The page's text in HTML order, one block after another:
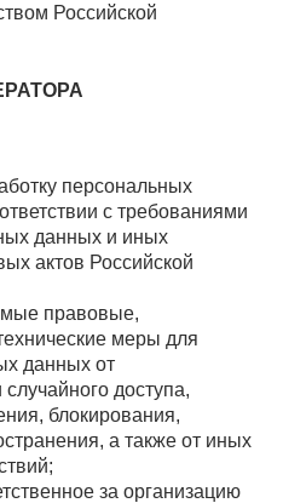
Российской
персональных
с требованиями
данных и иных
актов Российской
правовые,
меры для
данных от
доступа,
блокирования,
а также от иных
за организацию